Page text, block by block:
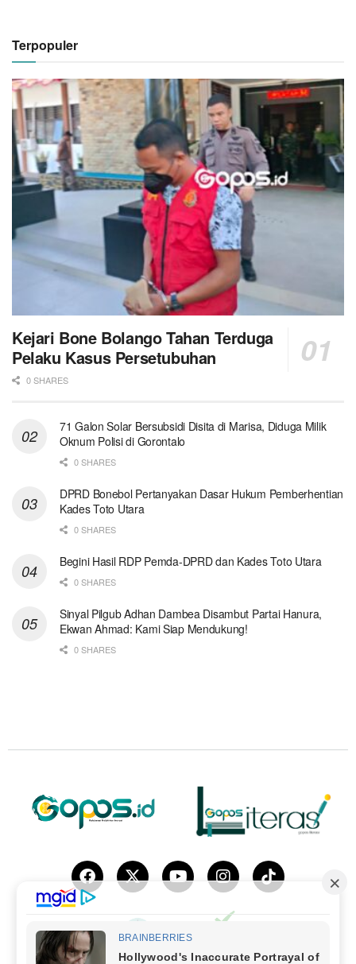
Terpopuler
Kejari Bone Bolango Tahan Terduga
Pelaku Kasus Persetubuhan
0 SHARES
71 Galon Solar Bersubsidi Disita di Marisa, Diduga Milik
Oknum Polisi di Gorontalo
0 SHARES
DPRD Bonebol Pertanyakan Dasar Hukum Pemberhentian
Kades Toto Utara
0 SHARES
Begini Hasil RDP Pemda-DPRD dan Kades Toto Utara
0 SHARES
Sinyal Pilgub Adhan Dambea Disambut Partai Hanura,
Ekwan Ahmad: Kami Siap Mendukung!
0 SHARES